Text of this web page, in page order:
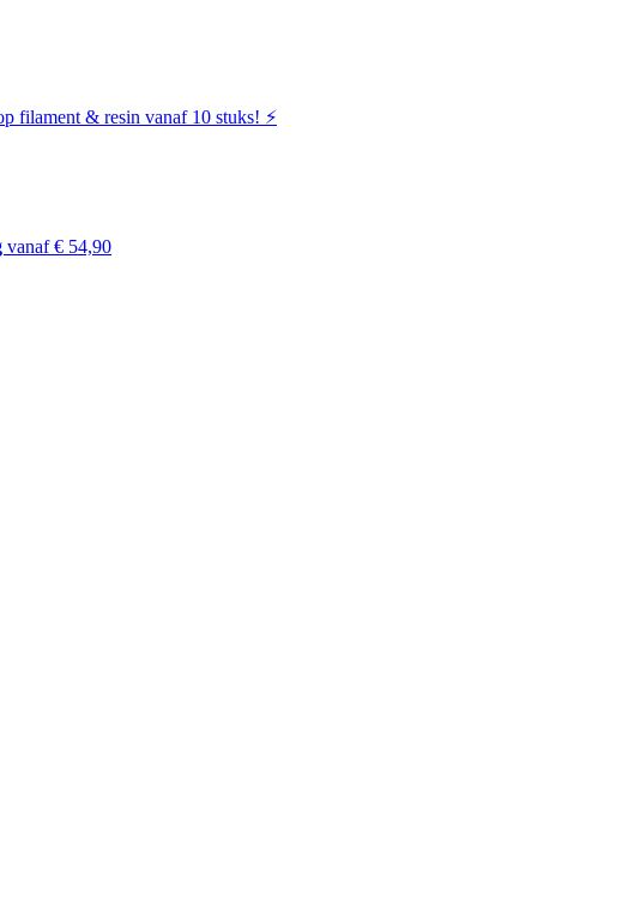
filament & resin vanaf 10 stuks! ⚡️
vanaf € 54,90